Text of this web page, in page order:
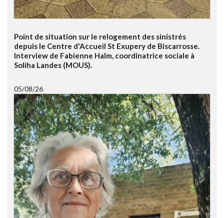
Point de situation sur le relogement des sinistrés
depuis le Centre d'Accueil St Exupery de Biscarrosse.
Interview de Fabienne Halm, coordinatrice sociale à
Soliha Landes (MOUS).
05/08/26